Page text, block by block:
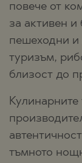
повече от
за активен
пешеходни и
туризъм,
близост до
тъмното